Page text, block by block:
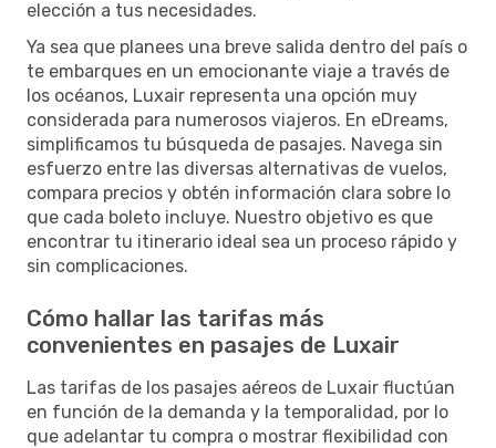
elección a tus necesidades.
Ya sea que planees una breve salida dentro del país o
te embarques en un emocionante viaje a través de
los océanos, Luxair representa una opción muy
considerada para numerosos viajeros. En eDreams,
simplificamos tu búsqueda de pasajes. Navega sin
esfuerzo entre las diversas alternativas de vuelos,
compara precios y obtén información clara sobre lo
que cada boleto incluye. Nuestro objetivo es que
encontrar tu itinerario ideal sea un proceso rápido y
sin complicaciones.
Cómo hallar las tarifas más
convenientes en pasajes de Luxair
Las tarifas de los pasajes aéreos de Luxair fluctúan
en función de la demanda y la temporalidad, por lo
que adelantar tu compra o mostrar flexibilidad con